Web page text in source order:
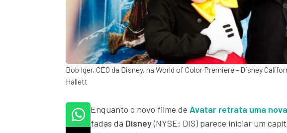
Bob Iger, CEO da Disney, na World of Color Premiere - Disney
Hallett
Enquanto o novo filme de Avatar retrata uma
fadas da Disney(NYSE: DIS) parece iniciar um